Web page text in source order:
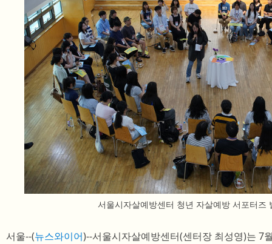
서울시자살예방센터 청년 자살예방 서포터즈
서울--(뉴스와이어)--서울시자살예방센터(센터장 최성영)는 7